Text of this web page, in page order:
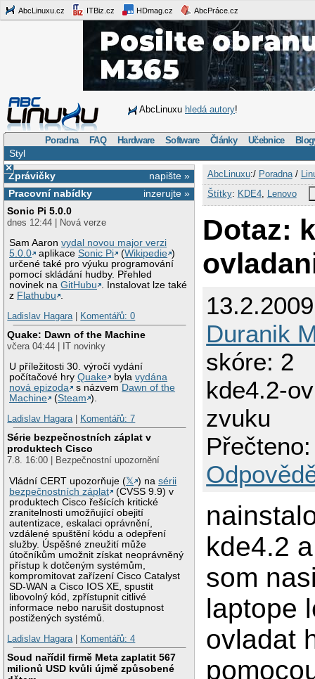
AbcLinuxu.cz ITBiz.cz HDmag.cz AbcPráce.cz
AbcLinuxu hledá autory!
Poradna FAQ Hardware Software Články Učebnice
Styl
×
napište »
Zprávičky
inzerujte »
Pracovní nabídky
Sonic Pi 5.0.0
dnes 12:44 | Nová verze
Sam Aaronvydal novou major verzi
5.0.0
aplikaceSonic Pi (Wikipedie )
určené také pro výuku programování
pomocí skládání hudby. Přehled
novinek naGitHubu
. Instalovat lze také
z Flathubu
Ladislav Hagara| Komentářů: 0
Quake: Dawn of the Machine
včera 04:44 | IT novinky
U příležitosti 30. výročí vydání
počítačové hryQuake bylavydána
nová epizoda
s názvem Dawn of the
Machine
(Steam ).
Ladislav Hagara| Komentářů: 7
Série bezpečnostních záplat v
produktech Cisco
7.8. 16:00 | Bezpečnostní upozornění
Vládní CERT upozorňuje (𝕏 ) nasérii
bezpečnostních záplat
(CVSS 9.9) v
produktech Cisco řešících kritické
zranitelnosti umožňující obejití
autentizace, eskalaci oprávnění,
vzdálené spuštění kódu a odepření
služby. Úspěšné zneužití může
útočníkům umožnit získat neoprávněný
přístup k dotčeným systémům,
kompromitovat zařízení Cisco Catalyst
SD-WAN a Cisco IOS XE, spustit
libovolný kód, zpřístupnit citlivé
informace nebo narušit dostupnost
postižených systémů.
Ladislav Hagara| Komentářů: 4
Soud nařídil firmě Meta zaplatit 567
milionů USD kvůli újmě způsobené
AbcLinuxu:/ Poradna/
Štítky: KDE4, Lenovo
Dotaz:
Duranik
skóre: 2
kde4.2-
zvuku
kde4.2
som
laptope
ovladat